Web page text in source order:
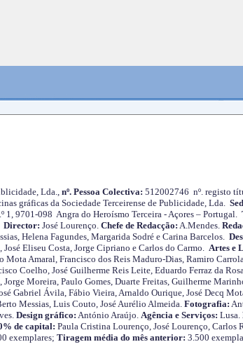
Lda.,nº. Pessoa Colectiva: 512002746 nº. registo
gráficas da Sociedade Terceirense de Publicidade, Lda.
1, 9701-098 Angra do Heroísmo Terceira - Açores – Portugal.
Director: José Lourenço. Chefe de Redacção: A.Mendes.
Helena Fagundes, Margarida Sodré e Carina Barcelos.
Eliseu Costa, Jorge Cipriano e Carlos do Carmo. Artes e
Mota Amaral, Francisco dos Reis Maduro-Dias, Ramiro
Coelho, José Guilherme Reis Leite, Eduardo Ferraz da
Moreira, Paulo Gomes, Duarte Freitas, Guilherme
Gabriel Ávila, Fábio Vieira, Arnaldo Ourique, José Decq
Messias, Luis Couto, José Aurélio Almeida. Fotografia:
Design gráfico: António Araújo. Agência e Serviços: Lusa.
de capital: Paula Cristina Lourenço, José Lourenço,
exemplares; Tiragem média do mês anterior: 3.500